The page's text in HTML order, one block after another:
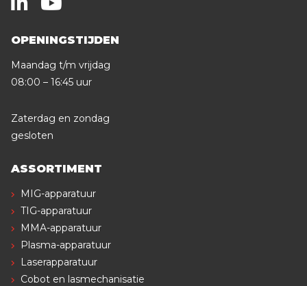
OPENINGSTIJDEN
Maandag t/m vrijdag
08:00 – 16:45 uur
Zaterdag en zondag
gesloten
ASSORTIMENT
MIG-apparatuur
TIG-apparatuur
MMA-apparatuur
Plasma-apparatuur
Laserapparatuur
Cobot en lasmechanisatie